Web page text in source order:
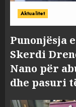
Aktualitet
Punonjësja
Skerdi
Nano për
dhe pasuri